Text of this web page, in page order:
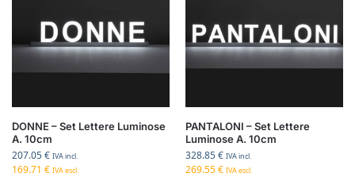
DONNE – Set Lettere Luminose
A. 10cm
207.05€ IVA incl.
169.71 € IVA escl.
PANTALONI – Set Lettere
Luminose A. 10cm
328.85€ IVA incl.
269.55€ IVA escl.